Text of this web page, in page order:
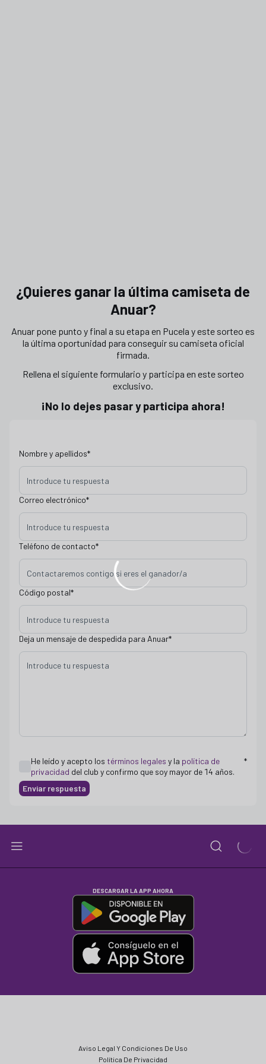
¿Quieres ganar la última camiseta de
Anuar?
Anuar pone punto y final a su etapa en Pucela y este sorteo es
la última oportunidad para conseguir su camiseta oficial
firmada.
Rellena el siguiente formulario y participa en este sorteo
exclusivo.
¡No lo dejes pasar y participa ahora!
Nombre y apellidos*
Correo electrónico*
Teléfono de contacto*
Código postal*
Deja un mensaje de despedida para Anuar*
He leído y acepto los términos legales y la política de
privacidad del club y confirmo que soy mayor de 14 años.
*
Enviar respuesta
DESCARGAR LA APP AHORA
Aviso Legal Y Condiciones De Uso
Política De Privacidad